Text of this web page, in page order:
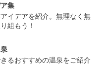
集
イデアを紹介。無理なく無
組もう！
るおすすめの温泉をご紹介